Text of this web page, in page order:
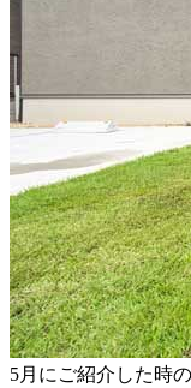
5月にご紹介した時